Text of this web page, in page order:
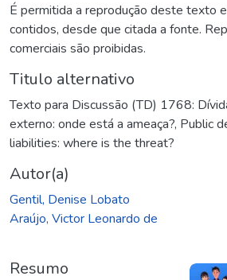
É permitida a reprodução deste texto
contidos, desde que citada a fonte.
comerciais são proibidas.
Titulo alternativo
Texto para Discussão (TD) 1768:
externo: onde está a ameaça?, Public
liabilities: where is the threat?
Autor(a)
Gentil, Denise Lobato
Araújo, Victor Leonardo de
Resumo